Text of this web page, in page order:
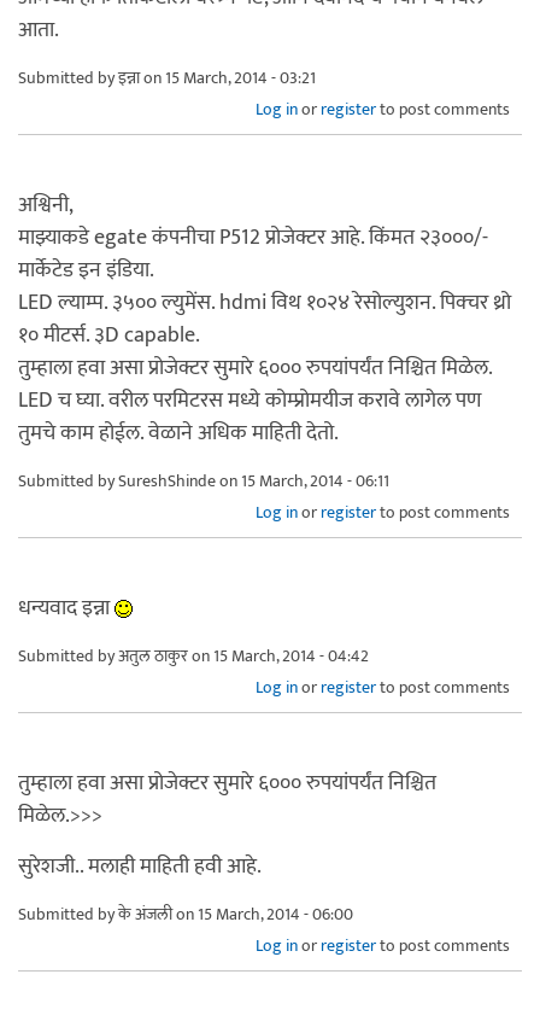
आता.
Submitted byइन्नाon 15 March, 2014 - 03:21
Log inorregisterto post comments
अश्विनी,
माझ्याकडे egate कंपनीचा P512 प्रोजेक्टर आहे. किंमत २३०००/-
मार्केटेड इन इंडिया.
LED ल्याम्प. ३५०० ल्युमेंस. hdmi विथ १०२४ रेसोल्युशन. पिक्चर थ्रो
१० मीटर्स. ३D capable.
तुम्हाला हवा असा प्रोजेक्टर सुमारे ६००० रुपयांपर्यंत निश्चित मिळेल.
LED च घ्या. वरील परमिटरस मध्ये कोम्प्रोमयीज करावे लागेल पण
तुमचे काम होईल. वेळाने अधिक माहिती देतो.
Submitted bySureshShindeon 15 March, 2014 - 06:11
Log inorregisterto post comments
धन्यवाद इन्ना
Submitted byअतुल ठाकुरon 15 March, 2014 - 04:42
Log inorregisterto post comments
तुम्हाला हवा असा प्रोजेक्टर सुमारे ६००० रुपयांपर्यंत निश्चित
मिळेल.>>>
सुरेशजी.. मलाही माहिती हवी आहे.
Submitted byके अंजलीon 15 March, 2014 - 06:00
Log inorregisterto post comments